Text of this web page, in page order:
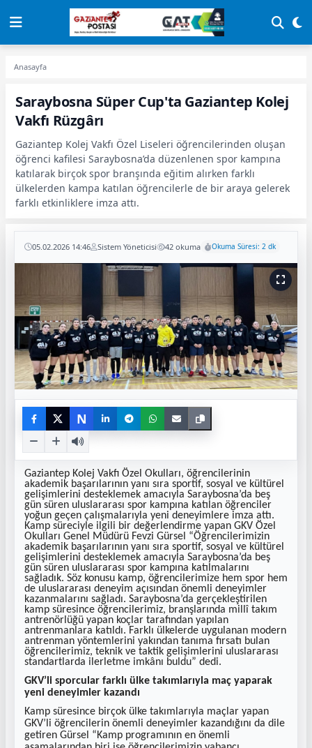
Anasayfa
Saraybosna Süper Cup'ta Gaziantep Kolej
Vakfı Rüzgârı
Gaziantep Kolej Vakfı Özel Liseleri öğrencilerinden oluşan
öğrenci kafilesi Saraybosna’da düzenlenen spor kampına
katılarak birçok spor branşında eğitim alırken farklı
ülkelerden kampa katılan öğrencilerle de bir araya gelerek
farklı etkinliklere imza attı.
05.02.2026 14:46 Sistem Yöneticisi 42 okuma Okuma Süresi: 2 dk
N
Gaziantep Kolej Vakfı Özel Okulları, öğrencilerinin
akademik başarılarının yanı sıra sportif, sosyal ve kültürel
gelişimlerini desteklemek amacıyla Saraybosna’da beş
gün süren uluslararası spor kampına katılan öğrenciler
yoğun geçen çalışmalarıyla yeni deneyimlere imza attı.
Kamp süreciyle ilgili bir değerlendirme yapan GKV Özel
Okulları Genel Müdürü Fevzi Gürsel “Öğrencilerimizin
akademik başarılarının yanı sıra sportif, sosyal ve kültürel
gelişimlerini desteklemek amacıyla Saraybosna’da beş
gün süren uluslararası spor kampına katılmalarını
sağladık. Söz konusu kamp, öğrencilerimize hem spor hem
de uluslararası deneyim açısından önemli deneyimler
kazanmalarını sağladı. Saraybosna’da gerçekleştirilen
kamp süresince öğrencilerimiz, branşlarında millî takım
antrenörlüğü yapan koçlar tarafından yapılan
antrenmanlara katıldı. Farklı ülkelerde uygulanan modern
antrenman yöntemlerini yakından tanıma fırsatı bulan
öğrencilerimiz, teknik ve taktik gelişimlerini uluslararası
standartlarda ilerletme imkânı buldu” dedi.
GKV’li sporcular farklı ülke takımlarıyla maç yaparak
yeni deneyimler kazandı
Kamp süresince birçok ülke takımlarıyla maçlar yapan
GKV’li öğrencilerin önemli deneyimler kazandığını da dile
getiren Gürsel “Kamp programının en önemli